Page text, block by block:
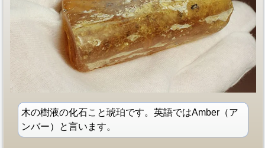
木の樹液の化石こと琥珀です。英語ではAmber（ア
ンバー）と言います。